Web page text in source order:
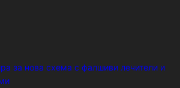
за нова схема с фалшиви лечители и